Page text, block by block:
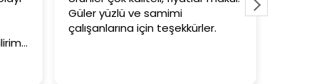
Güler yüzlü ve samimi
çalışanlarına için teşekkürler.
tutar